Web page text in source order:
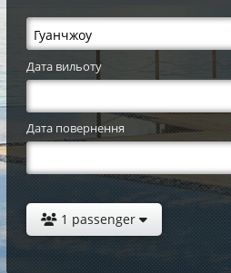
Дата вильоту
Дата повернення
1 passenger